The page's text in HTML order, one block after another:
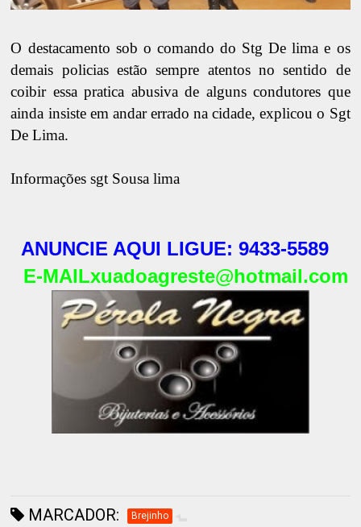
O destacamento sob o comando do Stg De lima e os
demais policias estão sempre atentos no sentido de
coibir essa pratica abusiva de alguns condutores que
ainda insiste em andar errado na cidade, explicou o Sgt
De Lima.
Informações sgt Sousa lima
ANUNCIE AQUI LIGUE: 9433-5589
E-MAILxuadoagreste@hotmail.com
MARCADOR: Brejinho